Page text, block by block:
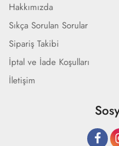
Hakkımızda
Sıkça Sorulan Sorular
Sipariş Takibi
İptal ve İade Koşulları
İletişim